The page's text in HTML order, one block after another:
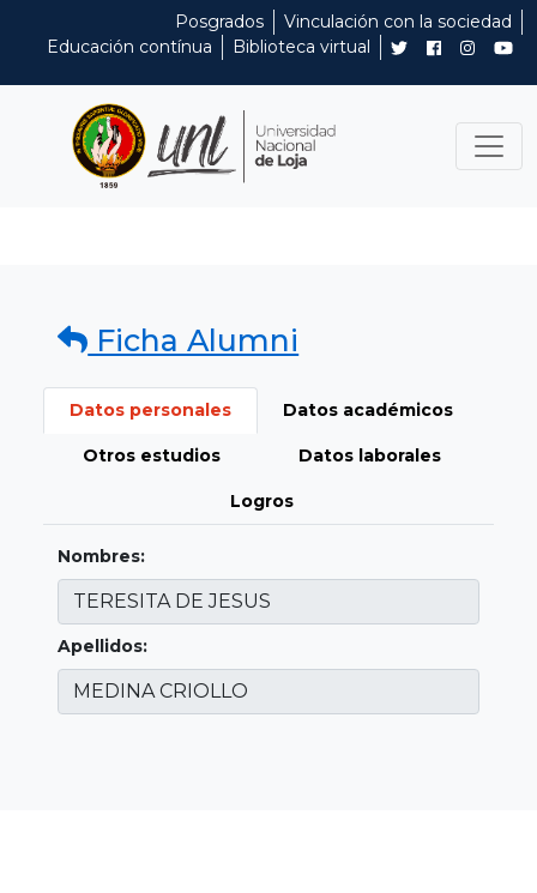
Posgrados
Vinculación con la sociedad
Educación contínua
Biblioteca virtual
Ficha Alumni
Datos personales Datos académicos
Otros estudios Datos laborales
Logros
Nombres:
Apellidos: